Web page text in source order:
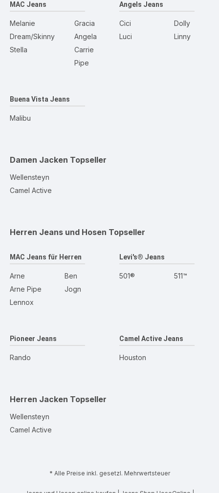
MAC Jeans
Melanie
Dream/Skinny
Stella
Gracia
Angela
Carrie
Pipe
Angels Jeans
Cici
Luci
Dolly
Linny
Buena Vista Jeans
Malibu
Damen Jacken Topseller
Wellensteyn
Camel Active
Herren Jeans und Hosen Topseller
MAC Jeans für Herren
Arne
Arne Pipe
Lennox
Ben
Jogn
Levi's® Jeans
501® 511™
Pioneer Jeans
Rando
Camel Active Jeans
Houston
Herren Jacken Topseller
Wellensteyn
Camel Active
* Alle Preise inkl. gesetzl. Mehrwertsteuer